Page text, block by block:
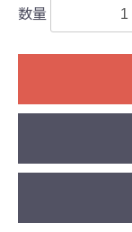
数量